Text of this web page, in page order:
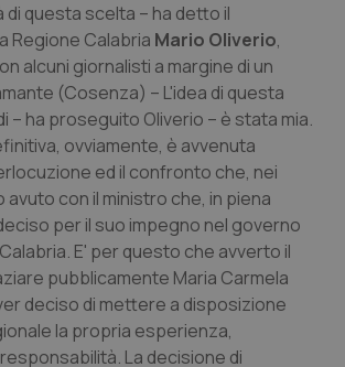
di Trento
& Scompenso
Crohn & Rettocolite Ulcerosa
& patologie neurodegenerative
questa scelta – ha detto il
Regione Calabria Mario Oliverio,
alcuni giornalisti a margine di un
(Cosenza) – L'idea di questa
– ha proseguito Oliverio – è stata mia.
ovviamente, è avvenuta
ed il confronto che, nei
avuto con il ministro che, in piena
per il suo impegno nel governo
E' per questo che avverto il
pubblicamente Maria Carmela
deciso di mettere a disposizione
la propria esperienza,
La decisione di